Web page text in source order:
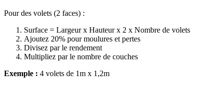
Pour des volets (2 faces) :
Surface = Largeur x Hauteur x 2 x Nombre de volets
Ajoutez 20% pour moulures et pertes
Divisez par le rendement
Multipliez par le nombre de couches
Exemple : 4 volets de 1m x 1,2m